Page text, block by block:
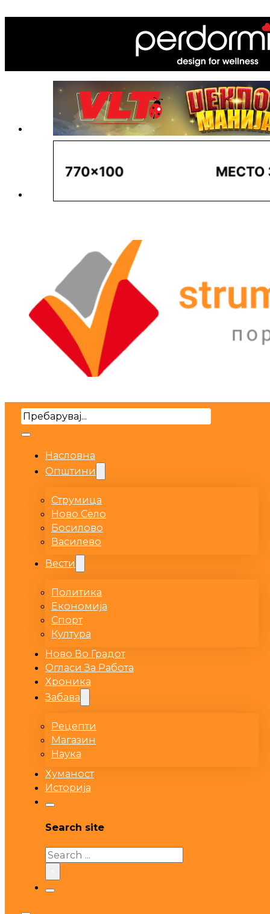
Search
Насловна
Општини
Струмица
Ново Село
Босилово
Василево
Вести
Политика
Економија
Спорт
Култура
Ново Во Градот
Огласи За Работа
Хроника
Забава
Рецепти
Магазин
Наука
Хуманост
Историја
Search site
Search